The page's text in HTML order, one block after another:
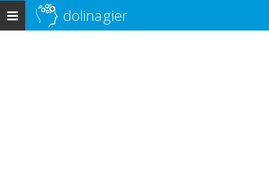
Menu
główne
dolinagier